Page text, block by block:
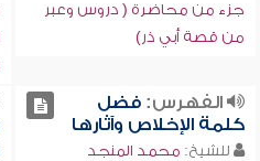
جزء من محاضرة ( دروس وعبر
من قصة أبي ذر)
الفهرس:فضل
كلمة الإخلاص وآثارها
للشيخ: محمد المنجد